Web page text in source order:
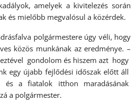
amelyek a kivitelezés során
és mielőbb megvalósul a közérdek.
polgármestere úgy véli, hogy
közös munkának az eredménye. –
gondolom és hiszem azt hogy
egy újabb fejlődési időszak előtt áll
és a fiatalok itthon maradásának
a polgármester.